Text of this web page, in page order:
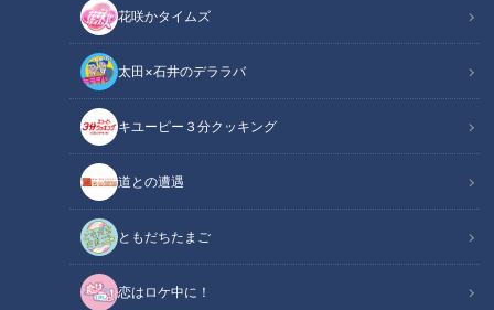
花咲かタイムズ
太田×石井のデララバ
キユーピー３分クッキング
道との遭遇
ともだちたまご
恋はロケ中に！
CBCテレビ『チャント！』いただきます！ほぼ地元だけ 愛されFOOD
この記事の画像（全8枚）